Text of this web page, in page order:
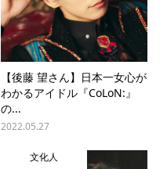
【後藤 望さん】日本一女心が
わかるアイドル『CoLoN:』
の...
2022.05.27
文化人